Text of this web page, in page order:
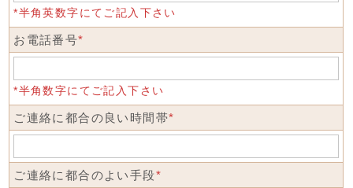
*半角英数字にてご記入下さい
お電話番号*
*半角数字にてご記入下さい
ご連絡に都合の良い時間帯*
ご連絡に都合のよい手段*